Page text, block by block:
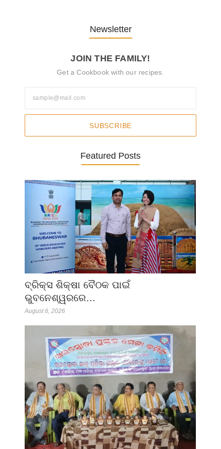
Newsletter
JOIN THE FAMILY!
Get a Cookbook with our recipes.
SUBSCRIBE
Featured Posts
ବ୍ରିକ୍ସ ଶିକ୍ଷା ବୈଠକ ପାଇଁ
ଭୁବନେଶ୍ୱରରେ…
August 6, 2026